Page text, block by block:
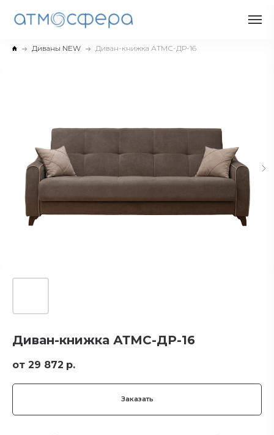
Диваны NEW Диван-книжка АТМС-ДР-16
Диван-книжка АТМС-ДР-16
29 872 р.
Заказать